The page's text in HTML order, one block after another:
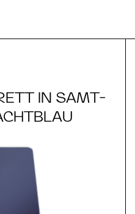
IN SAMT-